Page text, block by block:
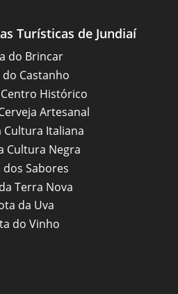
Turísticas de Jundiaí
do Brincar
do Castanho
Histórico
Artesanal
Cultura Italiana
Cultura Negra
dos Sabores
Terra Nova
da Uva
do Vinho